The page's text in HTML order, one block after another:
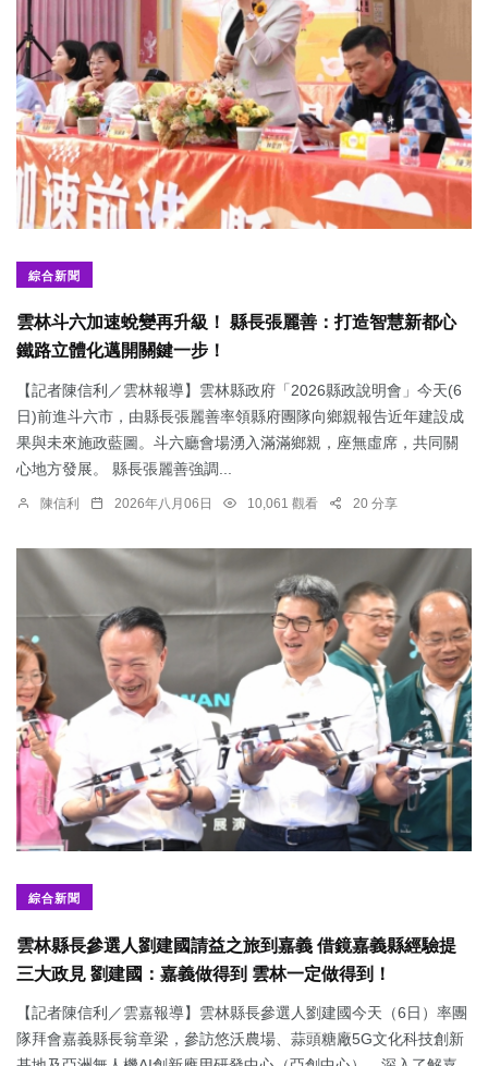
綜合新聞
雲林斗六加速蛻變再升級！ 縣長張麗善：打造智慧新都心
鐵路立體化邁開關鍵一步！
【記者陳信利／雲林報導】雲林縣政府「2026縣政說明會」今天(6
日)前進斗六市，由縣長張麗善率領縣府團隊向鄉親報告近年建設成
果與未來施政藍圖。斗六廳會場湧入滿滿鄉親，座無虛席，共同關
心地方發展。 縣長張麗善強調...
陳信利 2026年八月06日 10,061 觀看 20 分享
綜合新聞
雲林縣長參選人劉建國請益之旅到嘉義 借鏡嘉義縣經驗提
三大政見 劉建國：嘉義做得到 雲林一定做得到！
【記者陳信利／雲嘉報導】雲林縣長參選人劉建國今天（6日）率團
隊拜會嘉義縣長翁章梁，參訪悠沃農場、蒜頭糖廠5G文化科技創新